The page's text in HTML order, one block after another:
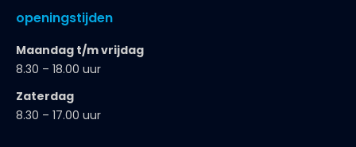
openingstijden
Maandag t/m vrijdag
8.30 – 18.00 uur
Zaterdag
8.30 – 17.00 uur